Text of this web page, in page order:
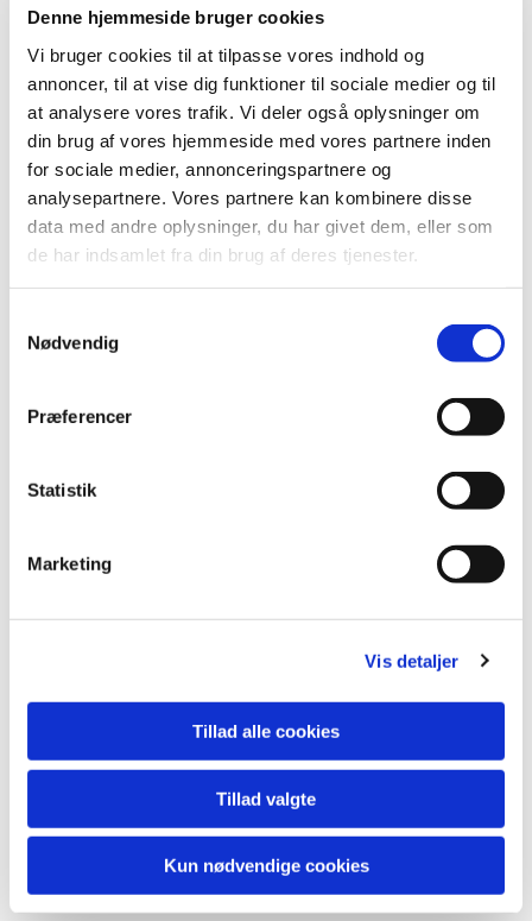
Denne hjemmeside bruger cookies
Vi bruger cookies til at tilpasse vores indhold og
annoncer, til at vise dig funktioner til sociale medier og til
at analysere vores trafik. Vi deler også oplysninger om
din brug af vores hjemmeside med vores partnere inden
for sociale medier, annonceringspartnere og
analysepartnere. Vores partnere kan kombinere disse
data med andre oplysninger, du har givet dem, eller som
de har indsamlet fra din brug af deres tjenester.
Nødvendig
Præferencer
Statistik
Marketing
Vis detaljer
Tillad alle cookies
Tillad valgte
Kun nødvendige cookies
Rikke Vedel Hansen og Lisbeth Juhl
Jørgensen
Du vil måske også kunne lide...